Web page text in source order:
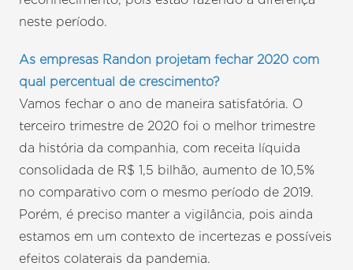
neste período.
As empresas Randon projetam fechar 2020 com
qual percentual de crescimento?
Vamos fechar o ano de maneira satisfatória. O
terceiro trimestre de 2020 foi o melhor trimestre
da história da companhia, com receita líquida
consolidada de R$ 1,5 bilhão, aumento de 10,5%
no comparativo com o mesmo período de 2019.
Porém, é preciso manter a vigilância, pois ainda
estamos em um contexto de incertezas e possíveis
efeitos colaterais da pandemia.